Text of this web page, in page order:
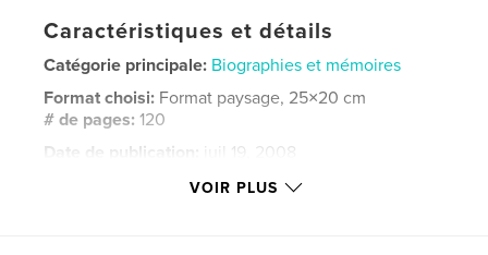
Caractéristiques et détails
Catégorie principale: Biographies et mémoires
Format choisi: Format paysage, 25×20 cm
# de pages:120
Date de publication:
juil 19, 2008
VOIR PLUS